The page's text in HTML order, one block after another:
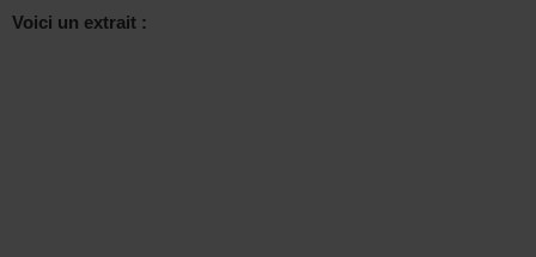
Voici un extrait :